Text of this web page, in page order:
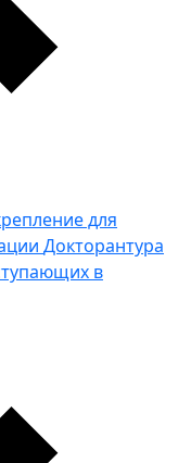
для
Докторантура
в